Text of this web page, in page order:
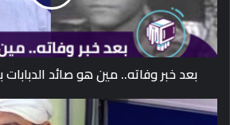
بعد خبر وفاته.. مين هو صائد الدبابات بحرب